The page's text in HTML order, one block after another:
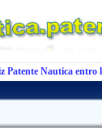
Patente Nautica entro